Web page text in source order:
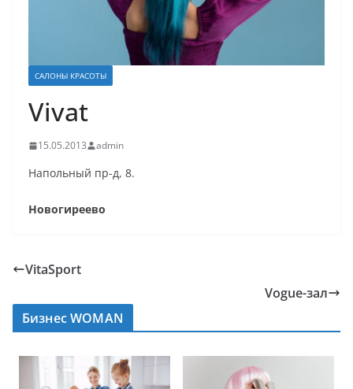
САЛОНЫ КРАСОТЫ
Vivat
15.05.2013 admin
Напольный пр-д, 8.
Новогиреево
VitaSport
Vogue-зал
Бизнес WOMAN